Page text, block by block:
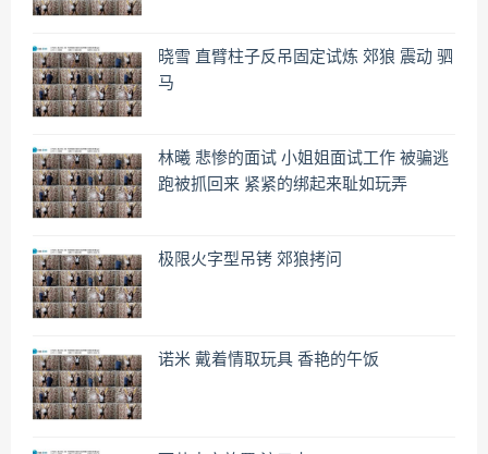
晓雪 直臂柱子反吊固定试炼 郊狼 震动 驷
马
林曦 悲惨的面试 小姐姐面试工作 被骗逃
跑被抓回来 紧紧的绑起来耻如玩弄
极限火字型吊铐 郊狼拷问
诺米 戴着情取玩具 香艳的午饭